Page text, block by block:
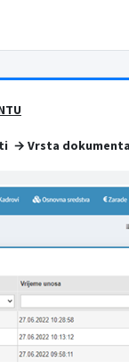
→ Vrsta